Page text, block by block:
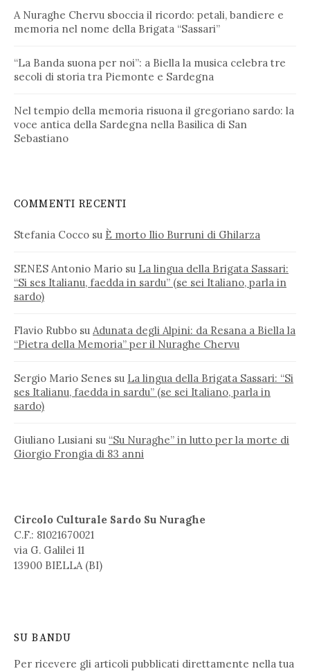
A Nuraghe Chervu sboccia il ricordo: petali, bandiere e
memoria nel nome della Brigata “Sassari”
“La Banda suona per noi”: a Biella la musica celebra tre
secoli di storia tra Piemonte e Sardegna
Nel tempio della memoria risuona il gregoriano sardo: la
voce antica della Sardegna nella Basilica di San
Sebastiano
COMMENTI RECENTI
Stefania Cocco su È morto Ilio Burruni di Ghilarza
SENES Antonio Mario su La lingua della Brigata Sassari:
“Si ses Italianu, faedda in sardu” (se sei Italiano, parla in
sardo)
Flavio Rubbo su Adunata degli Alpini: da Resana a Biella la
“Pietra della Memoria” per il Nuraghe Chervu
Sergio Mario Senes su La lingua della Brigata Sassari: “Si
ses Italianu, faedda in sardu” (se sei Italiano, parla in
sardo)
Giuliano Lusiani su “Su Nuraghe” in lutto per la morte di
Giorgio Frongia di 83 anni
Circolo Culturale Sardo Su Nuraghe
C.F.: 81021670021
via G. Galilei 11
13900 BIELLA (BI)
SU BANDU
Per ricevere gli articoli pubblicati direttamente nella tua